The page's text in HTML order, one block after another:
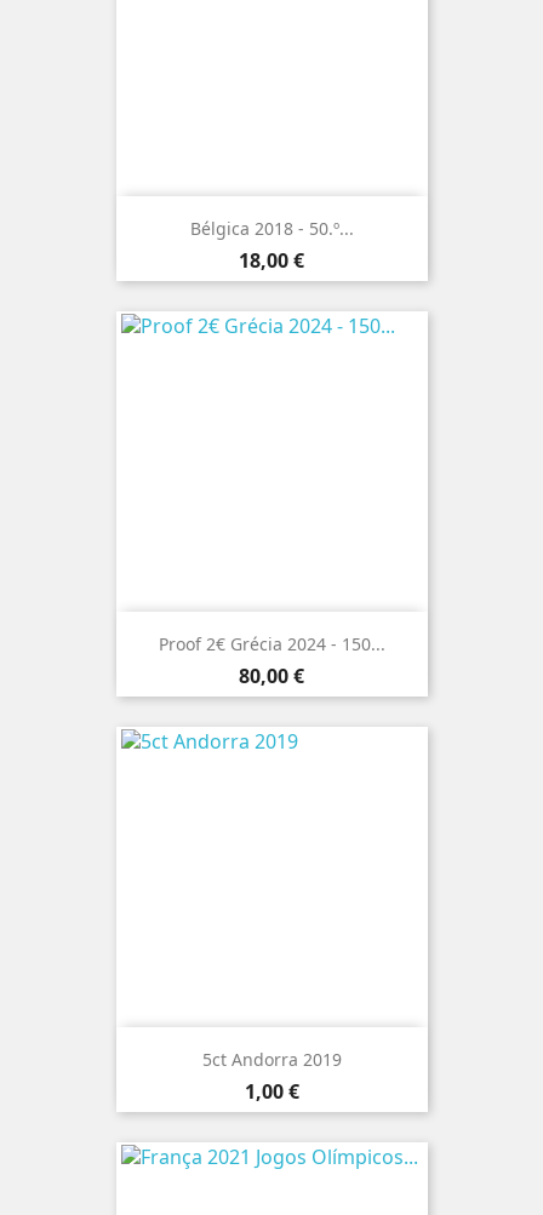
Bélgica 2018 - 50.º...
Preço
18,00 €
Proof 2€ Grécia 2024 - 150...
Preço
80,00 €
5ct Andorra 2019
Preço
1,00 €